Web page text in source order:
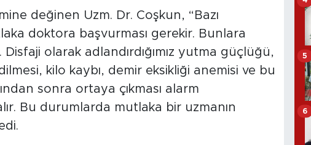
değinen Uzm. Dr. Coşkun, “Bazı
doktora başvurması gerekir. Bunlara
olarak adlandırdığımız yutma güçlüğü,
kilo kaybı, demir eksikliği anemisi ve bu
sonra ortaya çıkması alarm
Bu durumlarda mutlaka bir uzmanın
5
6